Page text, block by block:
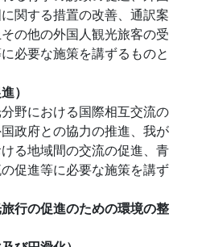
関する措置の改善、通訳案
の他の外国人観光旅客の受
必要な施策を講ずるものと
）
野における国際相互交流の
政府との協力の推進、我が
る地域間の交流の促進、青
促進等に必要な施策を講ず
行の促進のための環境の整